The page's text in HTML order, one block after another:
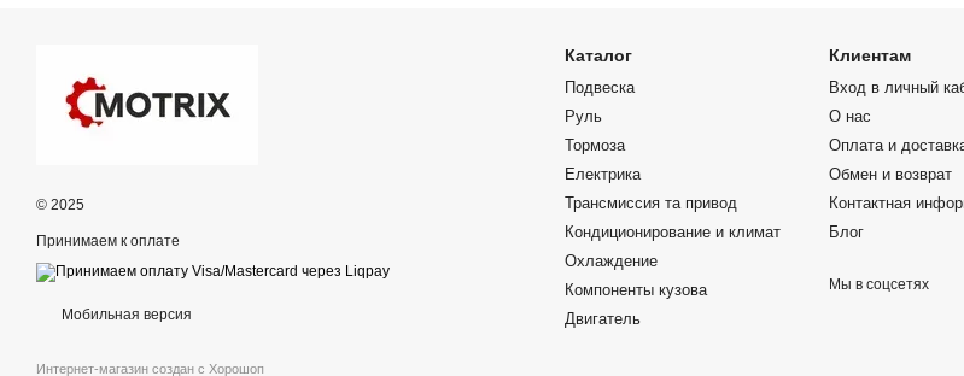
Как выбрать подрамник для Ford Fiesta
Что учитывать при выборе
Учитывайте год выпуска, тип подвески и оригинальный номер детали.
0954184893
© 2025
Принимаем к оплате
Мобильная версия
Интернет-магазин создан с Хорошоп
Каталог
Подвеска
Руль
Тормоза
Електрика
Трансмиссия та привод
Кондиционирование и климат
Охлаждение
Компоненты кузова
Двигатель
Клиентам
Вход в личный
О нас
Оплата и
Обмен и возврат
Контактная
Блог
Мы в соцсетях